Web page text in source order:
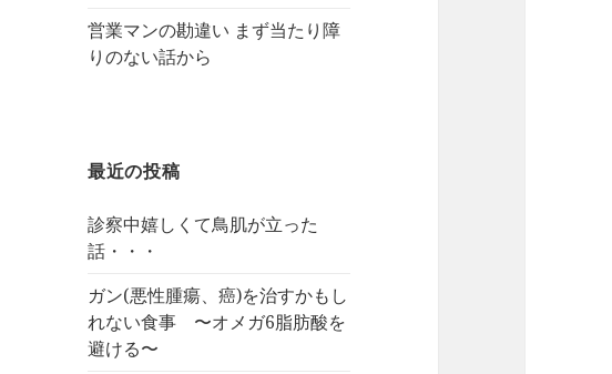
営業マンの勘違い まず当たり障
りのない話から
最近の投稿
診察中嬉しくて鳥肌が立った
話・・・
ガン(悪性腫瘍、癌)を治すかもし
れない食事 〜オメガ6脂肪酸を
避ける〜